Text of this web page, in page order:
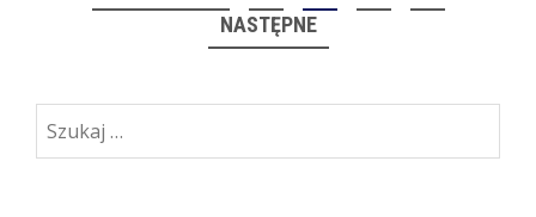
WPISÓW
NASTĘPNE
Szukaj: